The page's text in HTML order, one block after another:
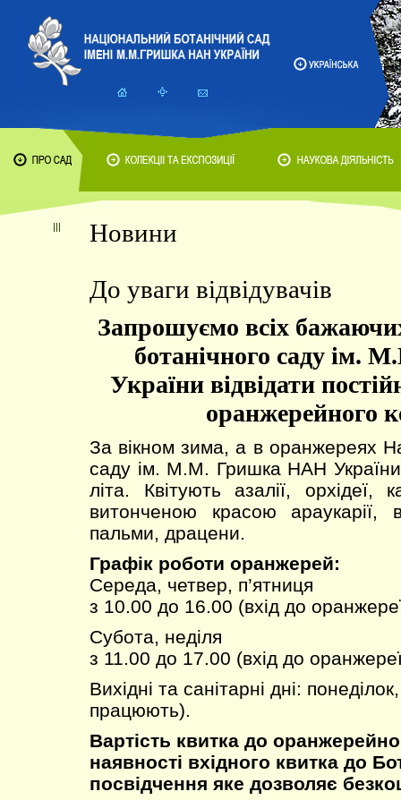
Новини
До уваги відвідувачів
Запрошуємо всіх
ботанічного саду
України відвідати
оранжерейного
За вікном зима, а в оранжереях
саду ім. М.М. Гришка НАН
літа. Квітують азалії, орхідеї,
витонченою красою араукарії,
пальми, драцени.
Графік роботи оранжерей:
Середа, четвер, п’ятниця
з 10.00 до 16.00 (вхід до
Субота, неділя
з 11.00 до 17.00 (вхід до
Вихідні та санітарні дні:
працюють).
Вартість квитка до
наявності вхідного квитка до
посвідчення яке дозволяє